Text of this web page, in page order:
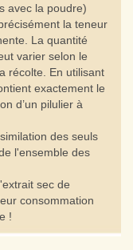
avec la poudre)
la teneur
La quantité
varier selon le
récolte. En utilisant
exactement le
d’un pilulier à
des seuls
l'ensemble des
sec de
consommation
!